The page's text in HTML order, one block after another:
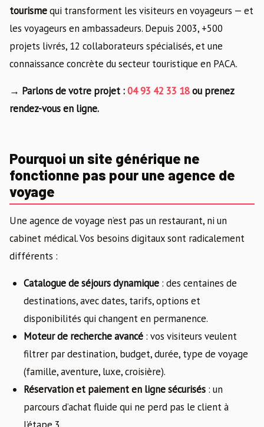
tourismequi transforment les visiteurs en voyageurs — et
les voyageurs en ambassadeurs. Depuis 2003, +500
projets livrés, 12 collaborateurs spécialisés, et une
connaissance concrète du secteur touristique en PACA.
→ Parlons de votre projet :04 93 42 33 18ou prenez
rendez-vous en ligne.
Pourquoi un site générique ne
fonctionne pas pour une agence de
voyage
Une agence de voyage n’est pas un restaurant, ni un
cabinet médical. Vos besoins digitaux sont radicalement
différents :
Catalogue de séjours dynamique : des centaines de
destinations, avec dates, tarifs, options et
disponibilités qui changent en permanence.
Moteur de recherche avancé : vos visiteurs veulent
filtrer par destination, budget, durée, type de voyage
(famille, aventure, luxe, croisière).
Réservation et paiement en ligne sécurisés : un
parcours d’achat fluide qui ne perd pas le client à